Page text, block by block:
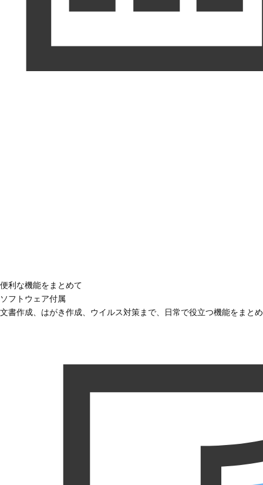
便利な機能をまとめて
ソフトウェア付属
文書作成、はがき作成、ウイルス対策まで、日常で役立つ機能をまと